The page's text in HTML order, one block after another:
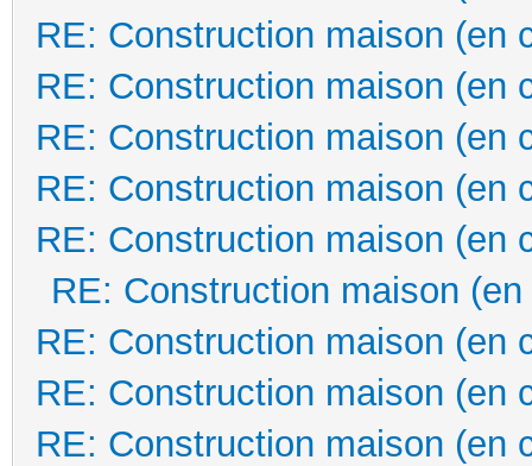
RE: Construction maison (en
RE: Construction maison (en
RE: Construction maison (en
RE: Construction maison (en
RE: Construction maison (en
RE: Construction maison
RE: Construction maison (en
RE: Construction maison (en
RE: Construction maison (en